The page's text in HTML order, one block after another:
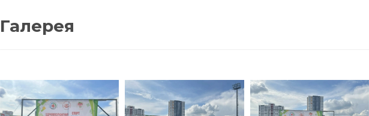
Галерея